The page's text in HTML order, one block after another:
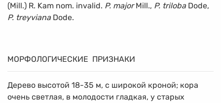
(Mill.) R. Kam nom. invalid. P. majorMill., P. trilobaDode,
P. treyvianaDode.
МОРФОЛОГИЧЕСКИЕ ПРИЗНАКИ
Дерево высотой 18-35 м, с широкой кроной; кора
очень светлая, в молодости гладкая, у старых